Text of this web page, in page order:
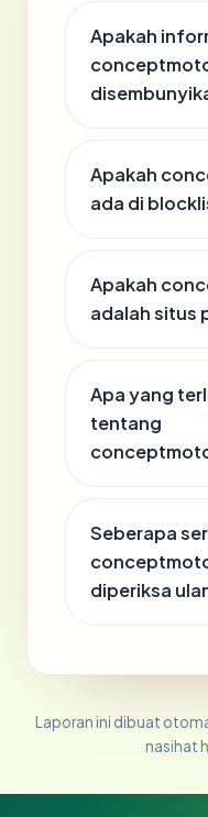
Apakah
Apakah
ada di
Apakah
adalah situs
Apa yang
tentang
Seberapa
diperiksa
Laporan ini dibuat
nasihat